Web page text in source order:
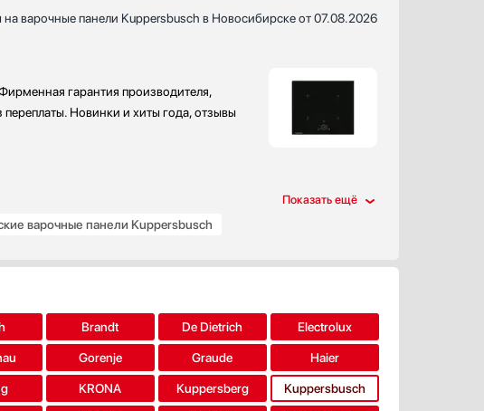
регионы
варочные панели Kuppersbusch в Новосибирске от 07.08.2026
гарантия производителя,
Новинки и хиты года, отзывы
варочные панели Kuppersbusch
Brandt De Dietrich Electrolux
Gorenje Graude Haier
KRONA Kuppersberg Kuppersbusch